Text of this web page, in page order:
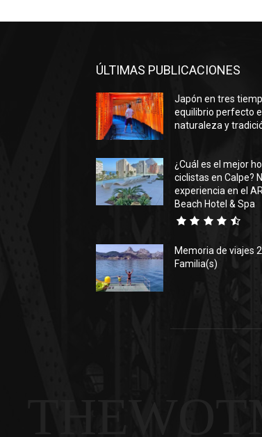
ÚLTIMAS PUBLICACIONES
Japón en tres
equilibrio perfecto
naturaleza y
¿Cuál es el mejor
ciclistas en Calpe?
experiencia en el
Beach Hotel & Spa
Memoria de viajes
Familia(s)